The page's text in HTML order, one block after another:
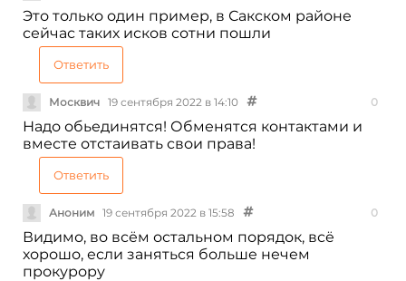
Это только один пример, в Сакском районе
сейчас таких исков сотни пошли
Ответить
Москвич 19 сентября 2022 в 14:10 0
Надо обьединятся! Обменятся контактами и
вместе отстаивать свои права!
Ответить
Аноним 19 сентября 2022 в 15:58 0
Видимо, во всём остальном порядок, всё
хорошо, если заняться больше нечем
прокурору